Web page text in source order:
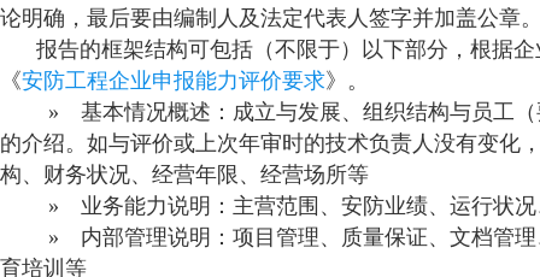
论明确，最后要由编制人及法定代表人签字并加盖公章
报告的框架结构可包括（不限于）以下部分，根据企
《安防工程企业申报能力评价要求》。
» 基本情况概述：成立与发展、组织结构与员工（
的介绍。如与评价或上次年审时的技术负责人没有变化
构、财务状况、经营年限、经营场所等
» 业务能力说明：主营范围、安防业绩、运行状况
» 内部管理说明：项目管理、质量保证、文档管理
育培训等